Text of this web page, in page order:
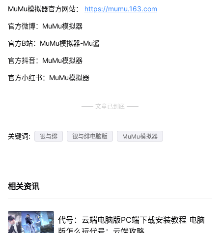
MuMu模拟器官方网站： https://mumu.163.com
官方微博：MuMu模拟器
官方B站：MuMu模拟器-Mu酱
官方抖音：MuMu模拟器
官方小红书：MuMu模拟器
文章已到底
关键词: 银与绯 银与绯电脑版 MuMu模拟器
相关资讯
代号：云端电脑版PC端下载安装教程 电脑